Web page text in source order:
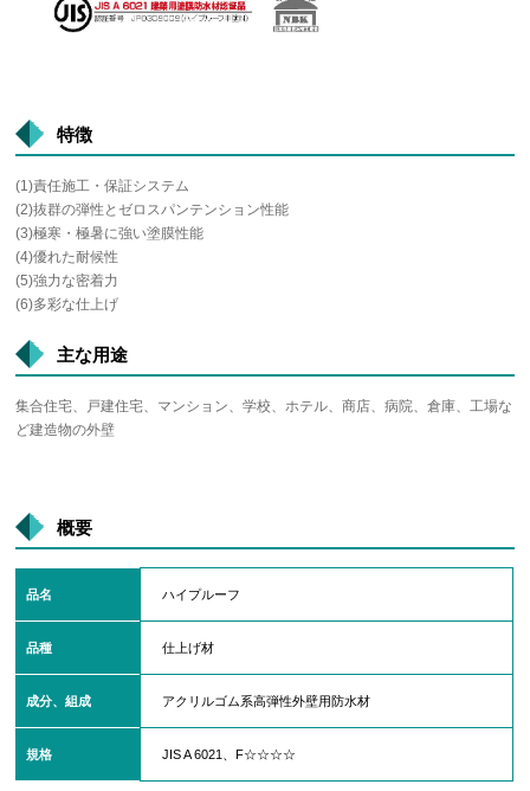
特徴
(1)責任施工・保証システム
(2)抜群の弾性とゼロスパンテンション性能
(3)極寒・極暑に強い塗膜性能
(4)優れた耐候性
(5)強力な密着力
(6)多彩な仕上げ
主な用途
集合住宅、戸建住宅、マンション、学校、ホテル、商店、病院、倉庫、工場な
ど建造物の外壁
概要
品名 ハイプルーフ
品種 仕上げ材
成分、組成 アクリルゴム系高弾性外壁用防水材
規格 JIS A 6021、F☆☆☆☆